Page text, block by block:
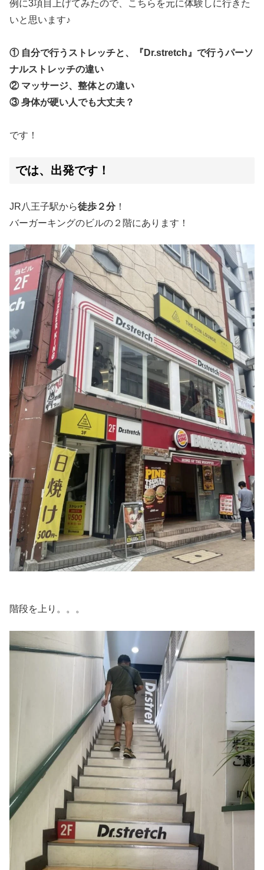
例に3項目上げてみたので、こちらを元に体験しに行きた
いと思います♪
① 自分で行うストレッチと、『Dr.stretch』で行うパーソ
ナルストレッチの違い
② マッサージ、整体との違い
③ 身体が硬い人でも大丈夫？
です！
では、出発です！
JR八王子駅から徒歩２分！
バーガーキングのビルの２階にあります！
階段を上り。。。